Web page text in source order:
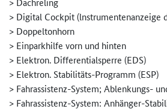
> Digital Cockpit (lnstrumentenanzeige
> Doppeltonhorn
> Einparkhilfe vorn und hinten
> Elektron. Differentialsperre (EDS)
> Elektron. Stabilitäts-Programm (ESP)
> Fahrassistenz-System; Ablenkungs-
> Fahrassistenz-System: Anhänger-